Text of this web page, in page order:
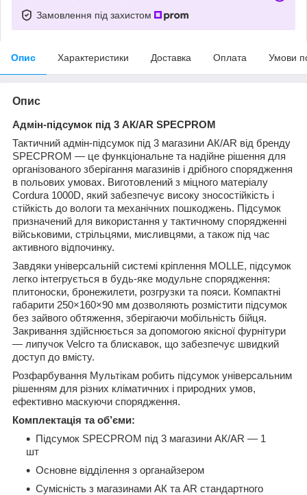
Замовлення під захистом
Опис Характеристики Доставка Оплата Умови
Опис
Адмін-підсумок під 3 АК/AR SPECPROM
Тактичний адмін-підсумок під 3 магазини АК/AR від бренду
SPECPROM — це функціональне та надійне рішення для
організованого зберігання магазинів і дрібного спорядження
в польових умовах. Виготовлений з міцного матеріалу
Cordura 1000D, який забезпечує високу зносостійкість і
стійкість до вологи та механічних пошкоджень. Підсумок
призначений для використання у тактичному спорядженні
військовими, стрільцями, мисливцями, а також під час
активного відпочинку.
Завдяки універсальній системі кріплення MOLLE, підсумок
легко інтегрується в будь-яке модульне спорядження:
плитоноски, бронежилети, розгрузки та пояси. Компактні
габарити 250×160×90 мм дозволяють розмістити підсумок
без зайвого обтяження, зберігаючи мобільність бійця.
Закривання здійснюється за допомогою якісної фурнітури
— липучок Velcro та блискавок, що забезпечує швидкий
доступ до вмісту.
Розфарбування Мультікам робить підсумок універсальним
рішенням для різних кліматичних і природних умов,
ефективно маскуючи спорядження.
Комплектація та об’єми:
Підсумок SPECPROM під 3 магазини АК/AR — 1
шт
Основне відділення з органайзером
Сумісність з магазинами АК та AR стандартного